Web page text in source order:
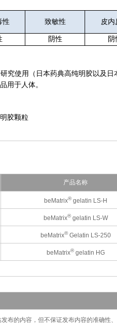
性 致敏性 皮内
阴性 阴
究使用（日本药典高纯明胶以及
用于人体。
胶颗粒
产品名称
beMatrix®gelatin LS-H
beMatrix®gelatin LS-W
beMatrix®Gelatin LS-250
beMatrix®gelatin HG
布的内容，但不保证发布内容的准确性